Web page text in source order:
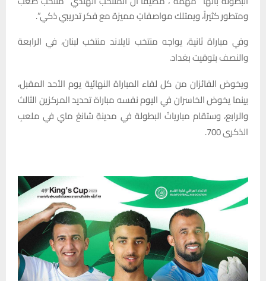
ومتطور كثيراً، ويمتلك مواصفاتٍ مميزة مع فكر تدريبي ذكي”.
وفي مباراة ثانية، يواجه منتخب تايلاند منتخب لبنان، في الرابعة
والنصف بتوقيت بغداد.
ويخوض الفائزان من كل لقاء المباراة النهائية يوم الأحد المقبل،
بينما يخوض الخاسران في اليوم نفسه مباراة تحديد المركزين الثالث
والرابع، وستقام مبارياتُ البطولة في مدينةِ شانغ ماي في ملعبِ
الذكرى 700.